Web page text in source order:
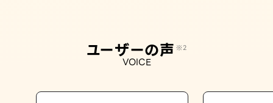
ユーザーの声 ※2
VOICE